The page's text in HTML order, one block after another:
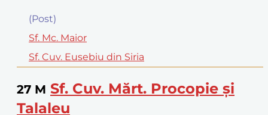
(Post)
Sf. Mc. Maior
Sf. Cuv. Eusebiu din Siria
27 M Sf. Cuv. Mărt. Procopie şi
Talaleu